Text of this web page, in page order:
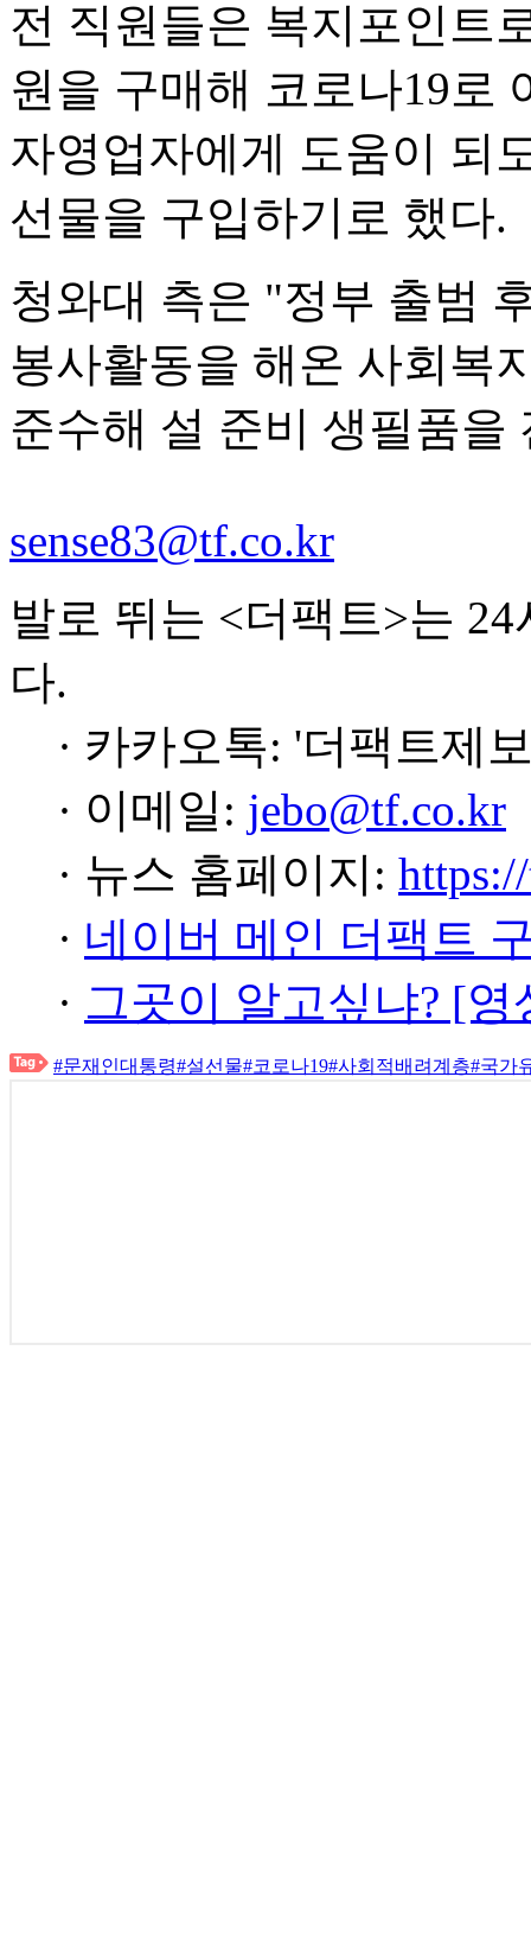
전 직원들은 복지포인트
원을 구매해 코로나19로
자영업자에게 도움이 되
선물을 구입하기로 했다.
청와대 측은 "정부 출범
봉사활동을 해온 사회복
준수해 설 준비 생필품을
sense83@tf.co.kr
발로 뛰는 <더팩트>는
다.
· 카카오톡: '더팩트제
· 이메일: jebo@tf.co.kr
· 뉴스 홈페이지:
· 네이버 메인 더팩트
· 그곳이 알고싶냐? [
#문재인대통령#설선물#코로나19#사회적배려계층#국가